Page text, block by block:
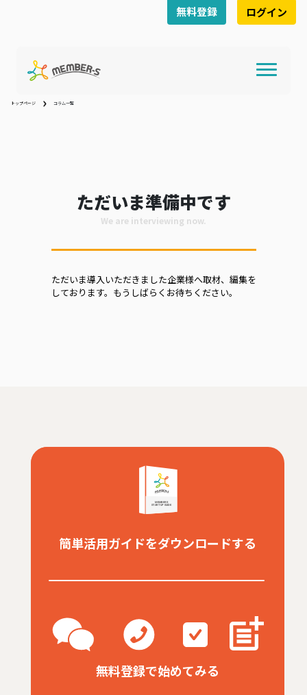
無料登録 ログイン
トップページ コラム一覧
ただいま準備中です
We are interviewing now.
ただいま導入いただきました企業様へ取材、編集を
しております。もうしばらくお待ちください。
簡単活用ガイドをダウンロードする
無料登録で始めてみる